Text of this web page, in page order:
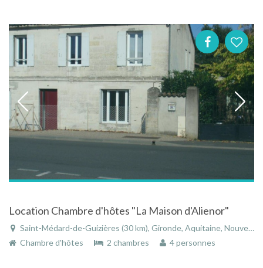
Location Chambre d'hôtes "La Maison d'Alienor"
Saint-Médard-de-Guizières (30 km), Gironde, Aquitaine, Nouvelle-Aquitaine, France
Chambre d'hôtes
2 chambres 4 personnes